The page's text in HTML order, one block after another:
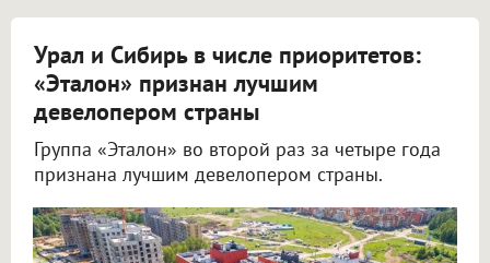
Урал и Сибирь в числе приоритетов:
«Эталон» признан лучшим
девелопером страны
Группа «Эталон» во второй раз за четыре года
признана лучшим девелопером страны.